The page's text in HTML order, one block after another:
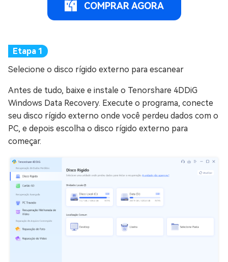
COMPRAR AGORA
Selecione o disco rígido externo para escanear
Antes de tudo, baixe e instale o Tenorshare 4DDiG
Windows Data Recovery. Execute o programa, conecte
seu disco rígido externo onde você perdeu dados com o
PC, e depois escolha o disco rígido externo para
começar.